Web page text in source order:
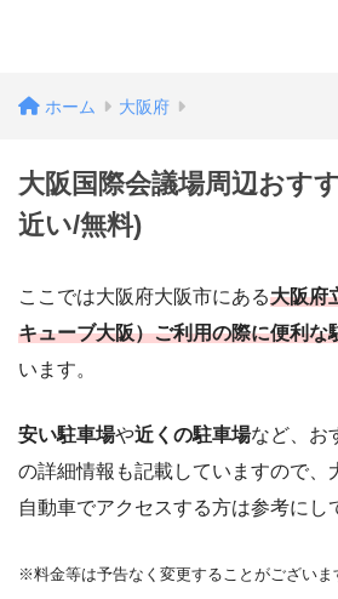
ホーム 大阪府
大阪国際会議場周辺おす
近い/無料)
ここでは大阪府大阪市にある大阪府
キューブ大阪）ご利用の際に便利な
います。
安い駐車場や近くの駐車場など、お
の詳細情報も記載していますので、
自動車でアクセスする方は参考にし
※料金等は予告なく変更することがござい